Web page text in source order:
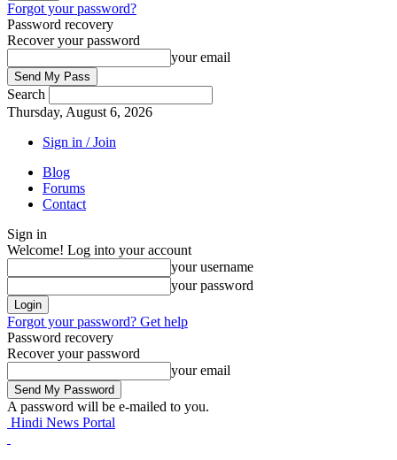
Forgot your password?
Password recovery
Recover your password
your email
Search
Thursday, August 6, 2026
Sign in / Join
Blog
Forums
Contact
Sign in
Welcome! Log into your account
your username
your password
Forgot your password? Get help
Password recovery
Recover your password
your email
A password will be e-mailed to you.
Hindi News Portal